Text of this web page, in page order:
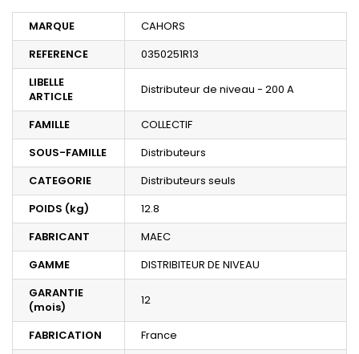
MARQUE
CAHORS
REFERENCE
0350251R13
LIBELLE
ARTICLE
Distributeur de niveau - 200 A
FAMILLE
COLLECTIF
SOUS-FAMILLE
Distributeurs
CATEGORIE
Distributeurs seuls
POIDS (kg)
12.8
FABRICANT
MAEC
GAMME
DISTRIBITEUR DE NIVEAU
GARANTIE
(mois)
12
FABRICATION France